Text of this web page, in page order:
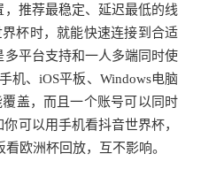
推荐最稳定、延迟最低的线
杯时，就能快速连接到合适
平台支持和一人多端同时使
机、iOS平板、Windows电脑
盖，而且一个账号可以同时
可以用手机看抖音世界杯，
欧洲杯回放，互不影响。